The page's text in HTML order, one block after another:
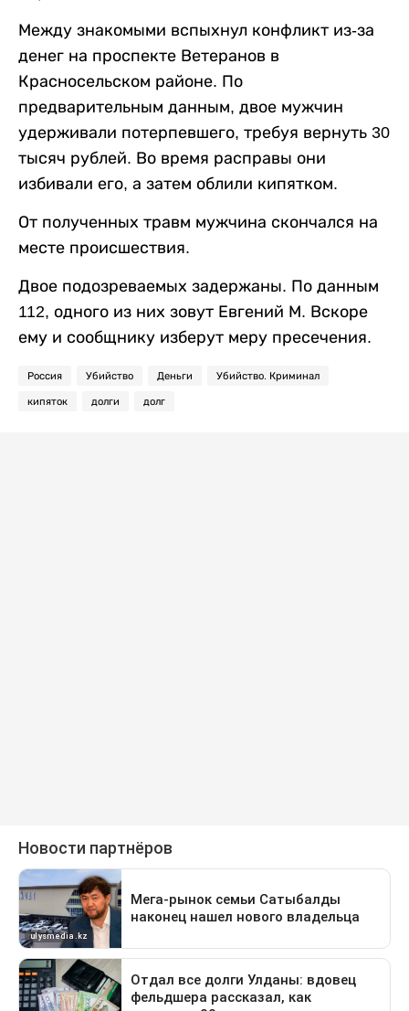
Между знакомыми вспыхнул конфликт из-за
денег на проспекте Ветеранов в
Красносельском районе. По
предварительным данным, двое мужчин
удерживали потерпевшего, требуя вернуть 30
тысяч рублей. Во время расправы они
избивали его, а затем облили кипятком.
От полученных травм мужчина скончался на
месте происшествия.
Двое подозреваемых задержаны. По данным
112, одного из них зовут Евгений М. Вскоре
ему и сообщнику изберут меру пресечения.
Россия Убийство Деньги Убийство. Криминал
кипяток долги долг